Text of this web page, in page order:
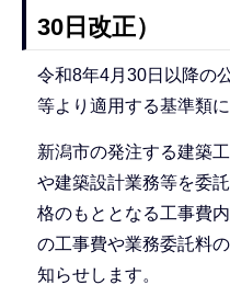
30日改正）
令和8年4月30日以降の
等より適用する基準類
新潟市の発注する建築
や建築設計業務等を委
格のもととなる工事費
の工事費や業務委託料
知らせします。